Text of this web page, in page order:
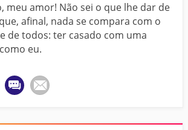
meu amor! Não sei o que lhe dar de
afinal, nada se compara com o
de todos: ter casado com uma
eu.